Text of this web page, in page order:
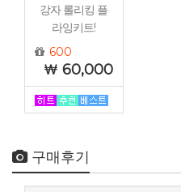
강자 롤리킹 플
라잉키트!
600
60,000
구매후기